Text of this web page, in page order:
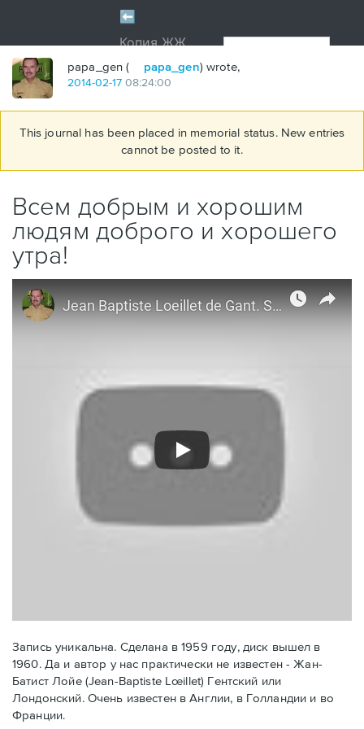
papa_gen ( papa_gen) wrote,
2014-02-17 08:24:00
This journal has been placed in memorial status. New entries
cannot be posted to it.
Всем добрым и хорошим
людям доброго и хорошего
утра!
Запись уникальна. Сделана в 1959 году, диск вышел в
1960. Да и автор у нас практически не известен - Жан-
Батист Лойе (Jean-Baptiste Lœillet) Гентский или
Лондонский. Очень известен в Англии, в Голландии и во
Франции.